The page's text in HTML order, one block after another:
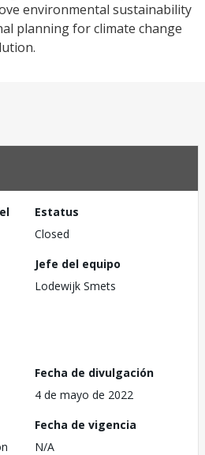
environmental sustainability
planning for climate change
Estatus
Closed
Jefe del equipo
Lodewijk Smets
Fecha de divulgación
4 de mayo de 2022
Fecha de vigencia
N/A